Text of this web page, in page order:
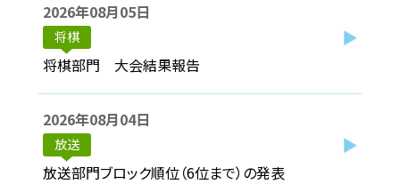
広報デザイン・デザインガイド
サイトポリシー
サイトマップ
2026年08月05日
将棋
将棋部門 大会結果報告
2026年08月04日
放送
放送部門ブロック順位（6位まで）の発表